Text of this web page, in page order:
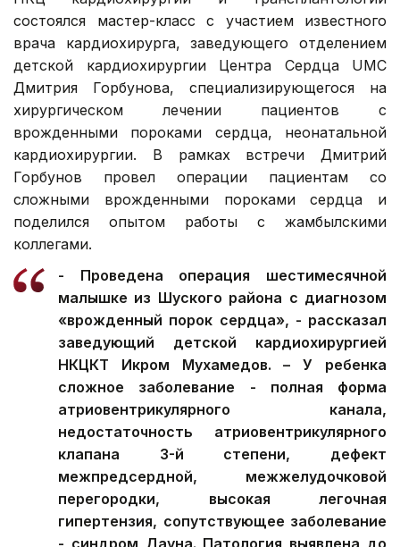
состоялся мастер-класс с участием известного
врача кардиохирурга, заведующего отделением
детской кардиохирургии Центра Сердца UMC
Дмитрия Горбунова, специализирующегося на
хирургическом лечении пациентов с
врожденными пороками сердца, неонатальной
кардиохирургии. В рамках встречи Дмитрий
Горбунов провел операции пациентам со
сложными врожденными пороками сердца и
поделился опытом работы с жамбылскими
коллегами.
- Проведена операция шестимесячной
малышке из Шуского района с диагнозом
«врожденный порок сердца», - рассказал
заведующий детской кардиохирургией
НКЦКТ Икром Мухамедов. – У ребенка
сложное заболевание - полная форма
атриовентрикулярного канала,
недостаточность атриовентрикулярного
клапана 3-й степени, дефект
межпредсердной, межжелудочковой
перегородки, высокая легочная
гипертензия, сопутствующее заболевание
- синдром Дауна. Патология выявлена до